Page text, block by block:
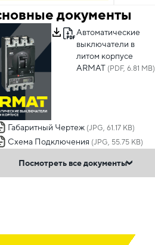
документы
Автоматические
выключатели в
литом корпусе
ARMAT (PDF, 6.81 MB)
Габаритный Чертеж (JPG, 61.17 KB)
Схема Подключения (JPG, 55.75 KB)
Посмотреть все документы